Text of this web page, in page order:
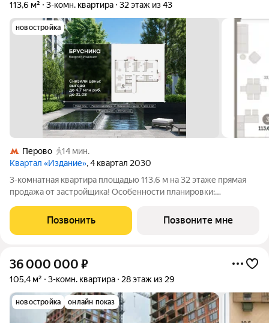
113,6 м² 3-комн. квартира 32 этаж из 43
новостройка
Перово
14 мин.
Квартал «Издание», 4 квартал 2030
3-комнатная квартира площадью 113,6 м на 32 этаже прямая
продажа от застройщика! Особенности планировки:
постирочная. «Издание» квартал на юго-востоке Москвы,
рядом с транспортно-пересадочным узлом
Позвонить Позвоните мне
36 000 000 ₽
105,4 м² 3-комн. квартира 28 этаж из 29
новостройка онлайн показ